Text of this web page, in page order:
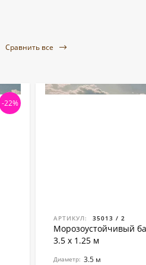
Сравнить все
-22%
АРТИКУЛ: 35013 / 2
Морозоустойчивый
3.5 х 1.25 м
Диаметр: 3.5 м